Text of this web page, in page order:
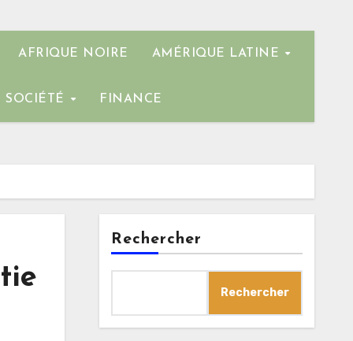
AFRIQUE NOIRE AMÉRIQUE LATINE
SOCIÉTÉ FINANCE
Rechercher
Rechercher